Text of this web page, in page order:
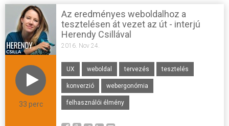
33 perc
Az eredményes weboldalhoz a
tesztelésen át vezet az út - interjú
Herendy Csillával
2016. Nov 24.
UX weboldal tervezés tesztelés
konverzió webergonómia
felhasználói élmény